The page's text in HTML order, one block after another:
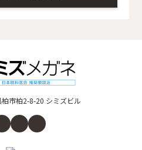
市柏2-8-20 シミズビル